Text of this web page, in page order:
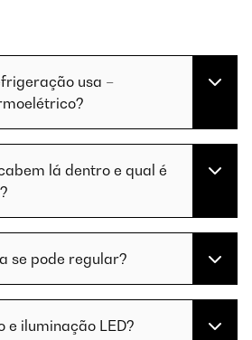
usa –
lá dentro e qual é
se pode regular?
e iluminação LED?